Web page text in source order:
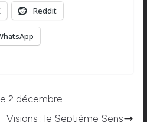
Reddit
2 décembre
Visions : le Septième Sens